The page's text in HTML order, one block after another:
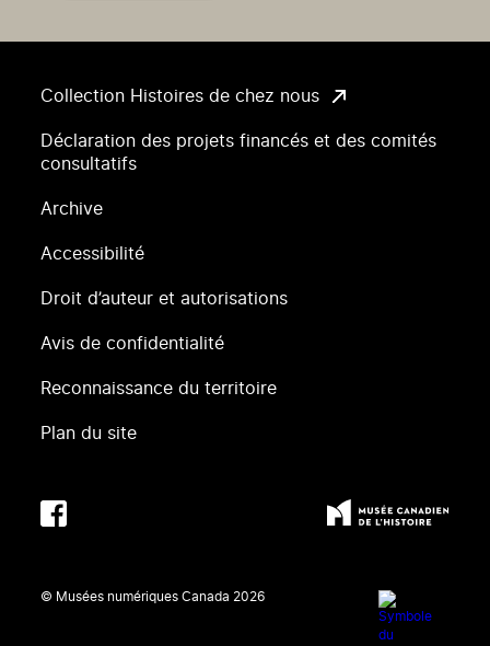
Collection Histoires de chez nous
Déclaration des projets financés et des comités
consultatifs
Archive
Accessibilité
Droit d’auteur et autorisations
Avis de confidentialité
Reconnaissance du territoire
Plan du site
© Musées numériques Canada 2026